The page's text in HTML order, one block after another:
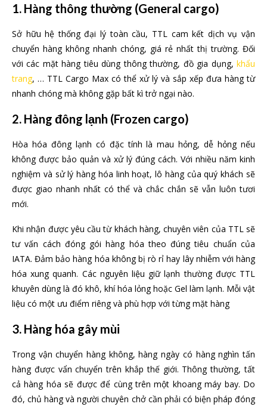
1. Hàng thông thường (General cargo)
Sở hữu hệ thống đại lý toàn cầu, TTL cam kết dịch vụ vận
chuyển hàng không nhanh chóng, giá rẻ nhất thị trường. Đối
với các mặt hàng tiêu dùng thông thường, đồ gia dụng, khẩu
trang, … TTL Cargo Max có thể xử lý và sắp xếp đưa hàng từ
nhanh chóng mà không gặp bất kì trở ngại nào.
2. Hàng đông lạnh (Frozen cargo)
Hòa hóa đông lạnh có đặc tính là mau hỏng, dễ hỏng nếu
không được bảo quản và xử lý đúng cách. Với nhiều năm kinh
nghiệm và sử lý hàng hóa linh hoạt, lô hàng của quý khách sẽ
được giao nhanh nhất có thể và chắc chắn sẽ vẫn luôn tươi
mới.
Khi nhận được yêu cầu từ khách hàng, chuyên viên của TTL sẽ
tư vấn cách đóng gói hàng hóa theo đúng tiêu chuẩn của
IATA. Đảm bảo hàng hóa không bị rò rỉ hay lây nhiễm với hàng
hóa xung quanh. Các nguyên liệu giữ lạnh thường được TTL
khuyên dùng là đó khô, khí hóa lỏng hoặc Gel làm lạnh. Mỗi vật
liệu có một ưu điểm riêng và phù hợp với từng mặt hàng
3. Hàng hóa gây mùi
Trong vận chuyển hàng không, hàng ngày có hàng nghìn tấn
hàng được vẩn chuyển trên khắp thế giới. Thông thường, tất
cả hàng hóa sẽ được để cùng trên một khoang máy bay. Do
đó, chủ hàng và người chuyên chở cần phải có biện pháp đóng